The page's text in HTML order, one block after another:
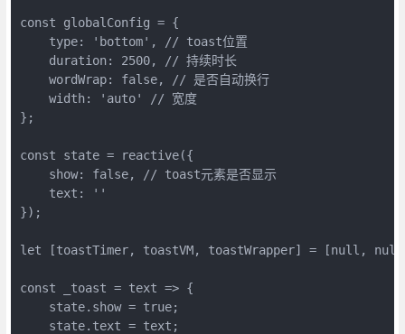
const globalConfig = {
    type: 'bottom', // toast位置
    duration: 2500, // 持续时长
    wordWrap: false, // 是否自动换行
    width: 'auto' // 宽度
};
const state = reactive({
    show: false, // toast元素是否显示
    text: ''
});
let [toastTimer, toastVM, toastWrapper] = [null,
const _toast = text => {
    state.show = true;
    state.text = text;